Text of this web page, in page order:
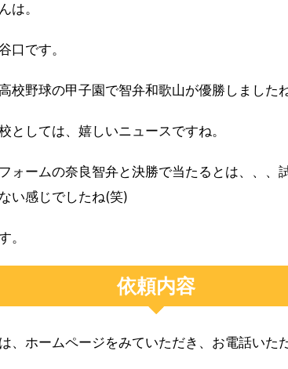
は。
口です。
校野球の甲子園で智弁和歌山が優勝しました
としては、嬉しいニュースですね。
ォームの奈良智弁と決勝で当たるとは、、、
い感じでしたね(笑)
。
依頼内容
、ホームページをみていただき、お電話いた